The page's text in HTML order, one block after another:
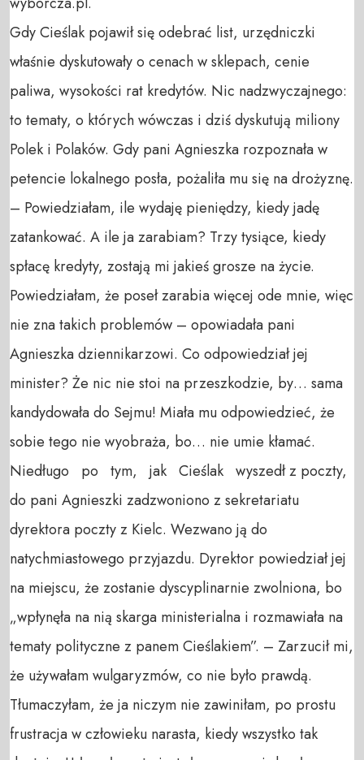
Gdy Cieślak pojawił się odebrać list, urzędniczki
właśnie dyskutowały o cenach w sklepach, cenie
paliwa, wysokości rat kredytów. Nic nadzwyczajnego:
to tematy, o których wówczas i dziś dyskutują miliony
Polek i Polaków. Gdy pani Agnieszka rozpoznała w
petencie lokalnego posła, pożaliła mu się na drożyznę.
– Powiedziałam, ile wydaję pieniędzy, kiedy jadę
zatankować. A ile ja zarabiam? Trzy tysiące, kiedy
spłacę kredyty, zostają mi jakieś grosze na życie.
Powiedziałam, że poseł zarabia więcej ode mnie, więc
nie zna takich problemów – opowiadała pani
Agnieszka dziennikarzowi. Co odpowiedział jej
minister? Że nic nie stoi na przeszkodzie, by… sama
kandydowała do Sejmu! Miała mu odpowiedzieć, że
sobie tego nie wyobraża, bo… nie umie kłamać.
Niedługo po tym, jak Cieślak wyszedł z poczty,
do pani Agnieszki zadzwoniono z sekretariatu
dyrektora poczty z Kielc. Wezwano ją do
natychmiastowego przyjazdu. Dyrektor powiedział jej
na miejscu, że zostanie dyscyplinarnie zwolniona, bo
„wpłynęła na nią skarga ministerialna i rozmawiała na
tematy polityczne z panem Cieślakiem”. – Zarzucił mi,
że używałam wulgaryzmów, co nie było prawdą.
Tłumaczyłam, że ja niczym nie zawiniłam, po prostu
frustracja w człowieku narasta, kiedy wszystko tak